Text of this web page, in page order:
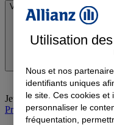
Voir les horaires
Jeudi : 09:00-12:00
Prendre rendez-vous à
Utilisation
Nous et nos
identifiants uniques
le site. Ces cookies et
personnaliser le
fréquentation,